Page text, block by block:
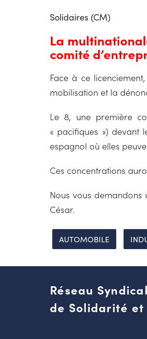
Solidaires (CM)
La
comité
Face à ce
mobilisation et la
Le 8, une première
« pacifiques ») devant
espagnol où elles
Ces concentrations
Nous vous
César.
AUTOMOBILE
Réseau
de Solidarité